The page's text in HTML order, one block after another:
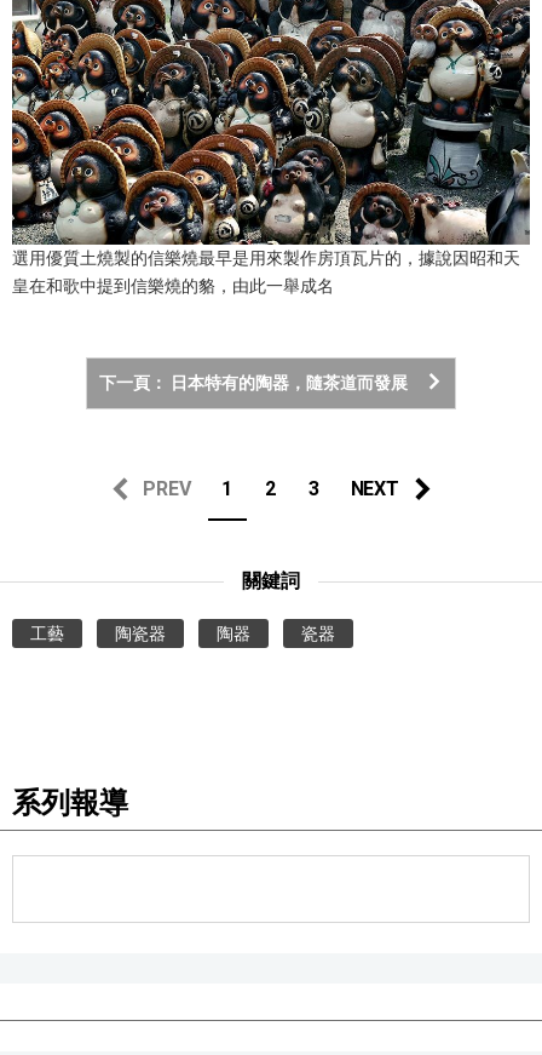
選用優質土燒製的信樂燒最早是用來製作房頂瓦片的，據說因昭和天
皇在和歌中提到信樂燒的貉，由此一舉成名
下一頁： 日本特有的陶器，隨茶道而發展
PREV 1 2 3 NEXT
關鍵詞
工藝 陶瓷器 陶器 瓷器
系列報導